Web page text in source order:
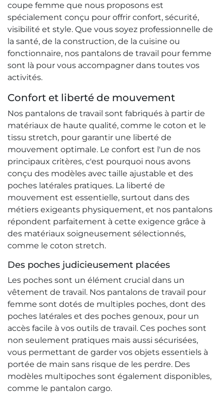
coupe femme que nous proposons est
spécialement conçu pour offrir confort, sécurité,
visibilité et style. Que vous soyez professionnelle de
la santé, de la construction, de la cuisine ou
fonctionnaire, nos pantalons de travail pour femme
sont là pour vous accompagner dans toutes vos
activités.
Confort et liberté de mouvement
Nos pantalons de travail sont fabriqués à partir de
matériaux de haute qualité, comme le coton et le
tissu stretch, pour garantir une liberté de
mouvement optimale. Le confort est l'un de nos
principaux critères, c'est pourquoi nous avons
conçu des modèles avec taille ajustable et des
poches latérales pratiques. La liberté de
mouvement est essentielle, surtout dans des
métiers exigeants physiquement, et nos pantalons
répondent parfaitement à cette exigence grâce à
des matériaux soigneusement sélectionnés,
comme le coton stretch.
Des poches judicieusement placées
Les poches sont un élément crucial dans un
vêtement de travail. Nos pantalons de travail pour
femme sont dotés de multiples poches, dont des
poches latérales et des poches genoux, pour un
accès facile à vos outils de travail. Ces poches sont
non seulement pratiques mais aussi sécurisées,
vous permettant de garder vos objets essentiels à
portée de main sans risque de les perdre. Des
modèles multipoches sont également disponibles,
comme le pantalon cargo.